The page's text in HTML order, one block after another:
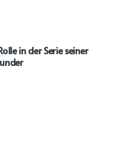
in der Serie seiner